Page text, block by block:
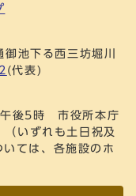
池下る西三坊堀川
(代表)
午後5時 市役所本庁
いずれも土日祝及
ては、各施設のホ